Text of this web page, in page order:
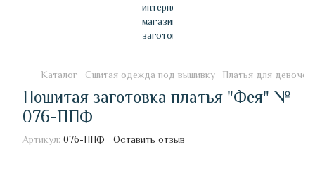
Каталог Сшитая одежда под вышивку Платья для девочек
Пошитая заготовка платья "Фея" №
076-ППФ
Артикул: 076-ППФ Оставить отзыв